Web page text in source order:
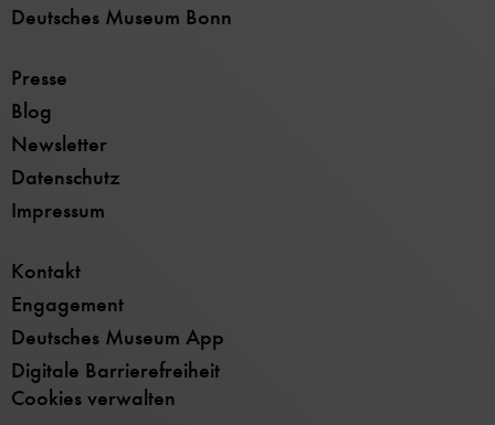
Deutsches Museum Bonn
Presse
Blog
Newsletter
Datenschutz
Impressum
Kontakt
Engagement
Deutsches Museum App
Digitale Barrierefreiheit
Cookies verwalten